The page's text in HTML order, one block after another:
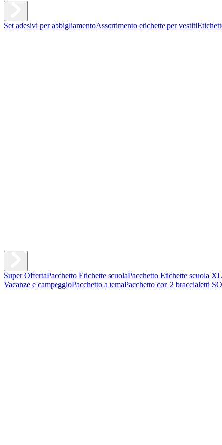
Set adesivi per abbigliamentoAssortimento etichette per vestiti
Super OffertaPacchetto Etichette scuolaPacchetto Etichette scuola XL
Vacanze e campeggioPacchetto a temaPacchetto con 2 braccialetti